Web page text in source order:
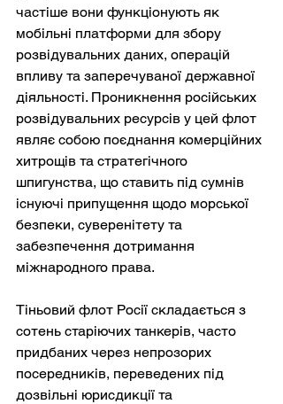
частіше вони функціонують як
мобільні платформи для збору
розвідувальних даних, операцій
впливу та заперечуваної державної
діяльності. Проникнення російських
розвідувальних ресурсів у цей флот
являє собою поєднання комерційних
хитрощів та стратегічного
шпигунства, що ставить під сумнів
існуючі припущення щодо морської
безпеки, суверенітету та
забезпечення дотримання
міжнародного права.
Тіньовий флот Росії складається з
сотень старіючих танкерів, часто
придбаних через непрозорих
посередників, переведених під
дозвільні юрисдикції та